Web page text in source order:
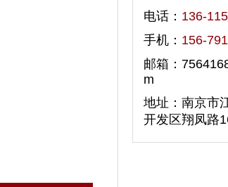
电话： 136-
手机： 156-
邮箱：
m
地址：南京市
开发区翔凤路